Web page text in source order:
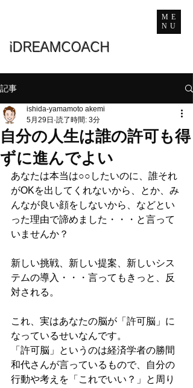
ME
NU
iDREAMCOACH
記事
自分の人生は誰の許可も得
ずに進んでよい
ishida-yamamoto akemi
5月29日 読了時間: 3分
あなたは本当は○○したいのに、誰それ
がOKを出してくれないから、とか、み
んなが良い顔をしないから、などとい
った理由で諦めました・・・と言って
いませんか？
新しい挑戦、新しい提案、新しいシス
テムの導入・・・言ってもきっと、反
対される。
これ、実はあなたの脳が「許可脳」に
なっているせいなんです。
「許可脳」というのは経済学者の勝間
和代さんが言っているもので、自分の
行動や考えを「これでいい？」と周り